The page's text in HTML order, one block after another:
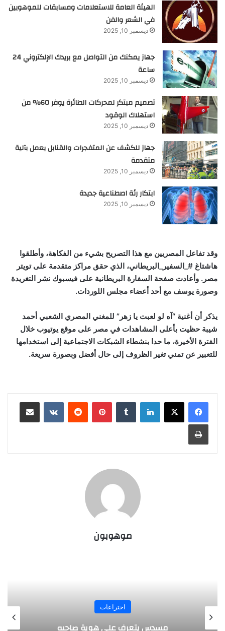
الهيئة العامة للاستعلامات ومسابقات للموهوبين
في الشعر والفن
ديسمبر 10, 2025
جهاز يمكنك من التواصل مع بريدك الإلكتروني 24
ساعة
ديسمبر 10, 2025
تصميم مبتكر لمحركات الطائرة يوفر 60% من
استهلاك الوقود
ديسمبر 10, 2025
جهاز للكشف عن المتفجرات والقنابل يعمل بآلية
متقدمة
ديسمبر 10, 2025
ابتكار رئة اصطناعية جديدة
ديسمبر 10, 2025
وقد تفاعل المصريين مع هذا التصريح بشيء من الفكاهة، وأطلقوا
هاشتاغ #_السفير_البريطاني، الذي حقق مراكز متقدمة على تويتر
مصر. وأعادت صفحة السفارة البريطانية على فيسبوك نشر التغريدة
وصورة يوسف مع أحد أعضاء مجلس اللوردات.
يذكر أن أغنية “آه لو لعبت يا زهر” للمغني المصري الشعبي أحمد
شيبة حظيت بأعلى المشاهدات في مصر على موقع يوتيوب خلال
الفترة الأخيرة، ما حدا بنشطاء الشبكات الاجتماعية إلى استخدامها
للتعبير عن تمني تغير الظروف إلى حال أفضل وبصورة سريعة.
لينكدإن بينتيريست
موهوبون
المجلة
طفل مصري يخرج قصاصات الورق من أنفه